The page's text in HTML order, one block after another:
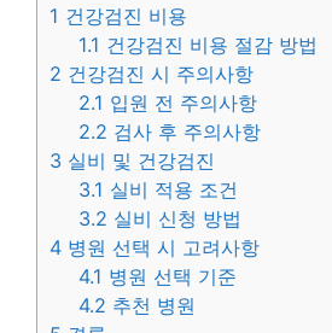
1 건강검진 비용
1.1 건강검진 비용 절감 방법
2 건강검진 시 주의사항
2.1 입원 전 주의사항
2.2 검사 후 주의사항
3 실비 및 건강검진
3.1 실비 적용 조건
3.2 실비 신청 방법
4 병원 선택 시 고려사항
4.1 병원 선택 기준
4.2 추천 병원